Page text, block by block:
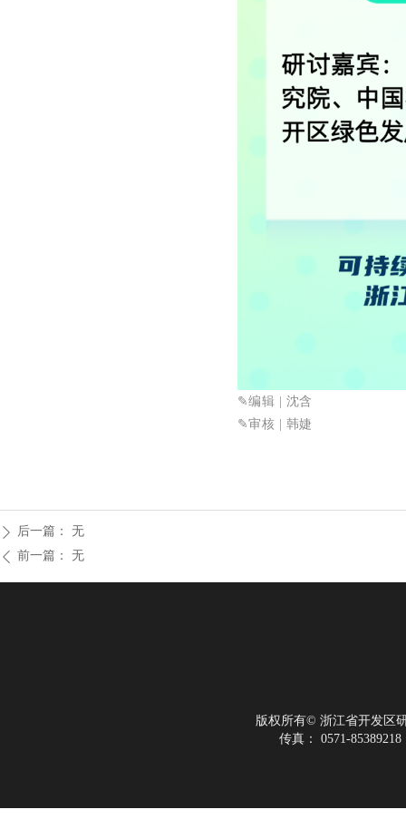
✎编辑 | 沈含
✎审核 | 韩婕
ꄴ 前一篇： 无
ꄲ 后一篇： 无
版权所有© 浙江省开发区
传真：
0571-85389218